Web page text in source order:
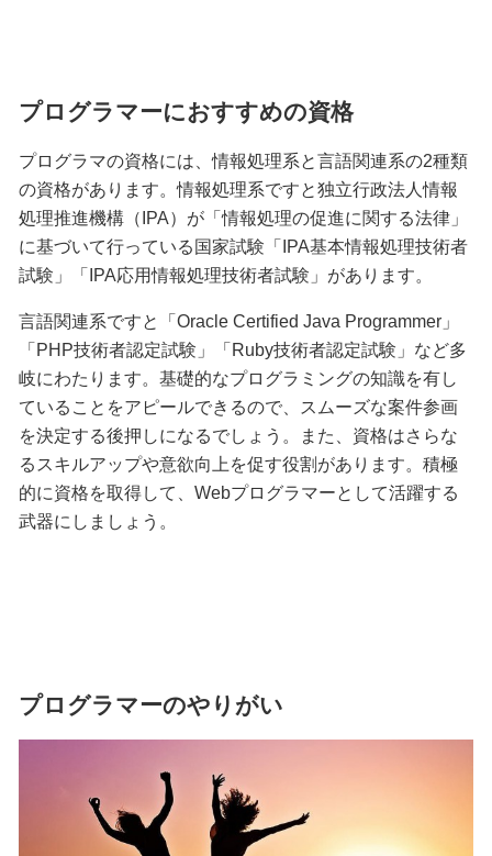
プログラマーにおすすめの資格
プログラマの資格には、情報処理系と言語関連系の2種類
の資格があります。情報処理系ですと独立行政法人情報
処理推進機構（IPA）が「情報処理の促進に関する法律」
に基づいて行っている国家試験「IPA基本情報処理技術者
試験」「IPA応用情報処理技術者試験」があります。
言語関連系ですと「Oracle Certified Java Programmer」
「PHP技術者認定試験」「Ruby技術者認定試験」など多
岐にわたります。基礎的なプログラミングの知識を有し
ていることをアピールできるので、スムーズな案件参画
を決定する後押しになるでしょう。また、資格はさらな
るスキルアップや意欲向上を促す役割があります。積極
的に資格を取得して、Webプログラマーとして活躍する
武器にしましょう。
プログラマーのやりがい